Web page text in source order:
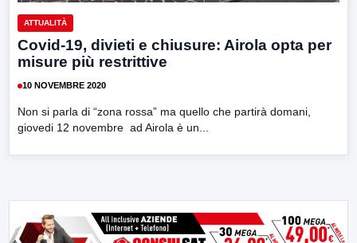
ATTUALITÀ
Covid-19, divieti e chiusure: Airola opta per
misure più restrittive
10 NOVEMBRE 2020
Non si parla di “zona rossa” ma quello che partirà domani,
giovedi 12 novembre ad Airola è un...